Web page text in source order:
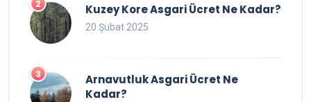
Kuzey Kore Asgari Ücret Ne Kadar?
20 Şubat 2025
Arnavutluk Asgari Ücret Ne
Kadar?